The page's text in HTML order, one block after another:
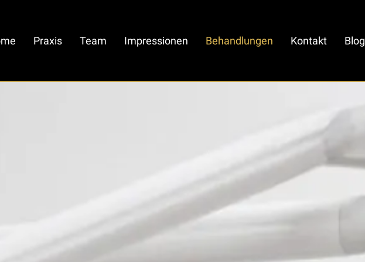
Praxis Team Impressionen Behandlungen Kontakt Blog